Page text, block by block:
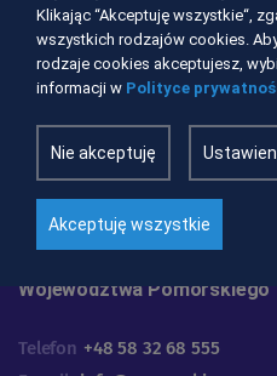
Województwa Pomorskiego
Telefon +48 58 32 68 555
Klikając “Akceptuję wszystkie“,
wszystkich rodzajów cookies.
rodzaje cookies akceptujesz,
informacji w Polityce
Nie akceptuję
Akceptuję wszystkie